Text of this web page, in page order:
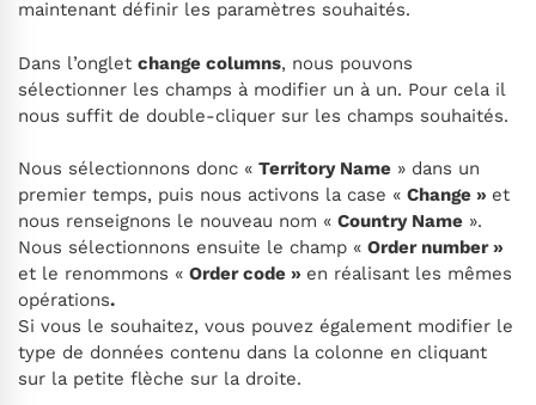
maintenant définir les paramètres souhaités.
Dans l’onglet change columns, nous pouvons
sélectionner les champs à modifier un à un. Pour cela il
nous suffit de double-cliquer sur les champs souhaités.
Nous sélectionnons donc « Territory Name » dans un
premier temps, puis nous activons la case « Change » et
nous renseignons le nouveau nom « Country Name ».
Nous sélectionnons ensuite le champ « Order number »
et le renommons « Order code » en réalisant les mêmes
opérations.
Si vous le souhaitez, vous pouvez également modifier le
type de données contenu dans la colonne en cliquant
sur la petite flèche sur la droite.